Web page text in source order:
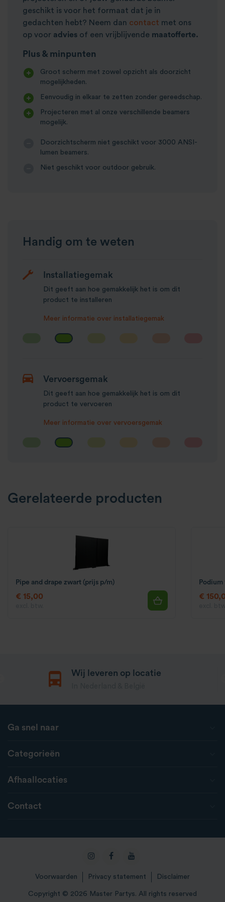
geschikt is voor het formaat dat je in
gedachten hebt? Neem dan contact met ons
op voor advies of een vrijblijvende maatofferte.
Plus & minpunten
Groot scherm met zowel opzicht als doorzicht
mogelijkheden.
Eenvoudig in elkaar te zetten zonder gereedschap.
Projecteren met al onze verschillende beamers
mogelijk.
Doorzichtscherm niet geschikt voor 3000 ANSI-
lumen beamers.
Niet geschikt voor outdoor gebruik.
Handig om te weten
Installatiegemak
Dit geeft aan hoe gemakkelijk het is om dit
product te installeren
Meer informatie over installatiegemak
Vervoersgemak
Dit geeft aan hoe gemakkelijk het is om dit
product te vervoeren
Meer informatie over vervoersgemak
Gerelateerde producten
Pipe and drape zwart (prijs p/m)
€ 15,00
Podium
€
Wij leveren op locatie
Ga snel naar
Categorieën
Afhaallocaties
Contact
Voorwaarden Privacy statement Disclaimer
Copyright © 2026 Master Partys. All rights reserved